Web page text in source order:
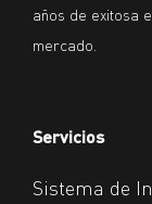
años de exitosa
mercado.
Servicios
Sistema de